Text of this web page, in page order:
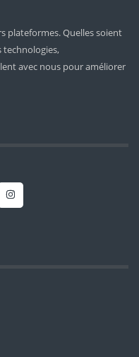
plateformes. Quelles soient
technologies,
avec nous pour améliorer